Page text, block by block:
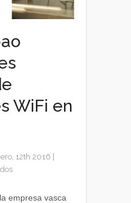
WiFi en
12th 2016
en
empresa vasca